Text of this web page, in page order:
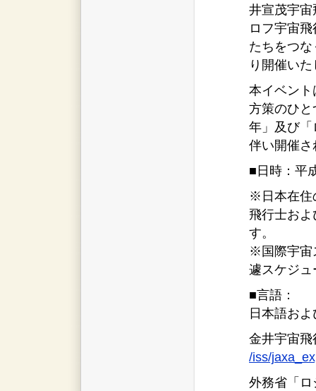
井宣茂宇
ロフ宇宙
たちをつ
り開催い
本イベン
方策のひ
年」及び
伴い開催
■日時：平
※日本在住
飛行士お
す。
※国際宇宙
遽スケジ
■言語：
日本語お
金井宇宙
/iss/
外務省「